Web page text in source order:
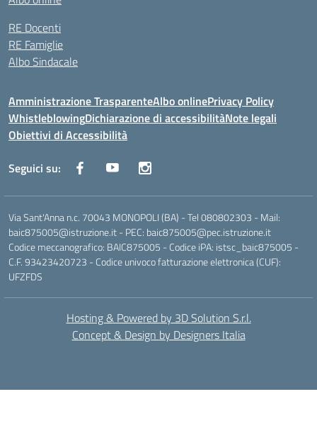
RE Docenti
RE Famiglie
Albo Sindacale
Amministrazione TrasparenteAlbo onlinePrivacy Policy
WhistleblowingDichiarazione di accessibilitàNote legali
Obiettivi di Accessibilità
Seguici su:
Via Sant'Anna n.c. 70043 MONOPOLI (BA) - Tel 080802303 - Mail:
baic875005@istruzione.it - PEC: baic875005@pec.istruzione.it
Codice meccanografico: BAIC875005 - Codice iPA: istsc_baic875005 -
C.F. 93423420723 - Codice univoco fatturazione elettronica (CUF):
UFZFDS
Hosting & Powered by 3D Solution S.r.l.
Concept & Design by Designers Italia